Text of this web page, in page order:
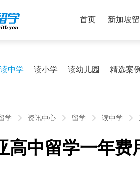
首页 新加坡
读中学 读小学 读幼儿园 精选案例
学 资讯中心 留学 读中学
高中留学一年费